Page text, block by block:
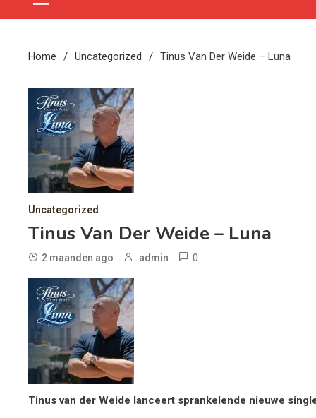
Home Uncategorized Tinus Van Der Weide – Luna
Uncategorized
Tinus Van Der Weide – Luna
2 maanden ago admin 0
Tinus van der Weide lanceert sprankelende nieuwe single